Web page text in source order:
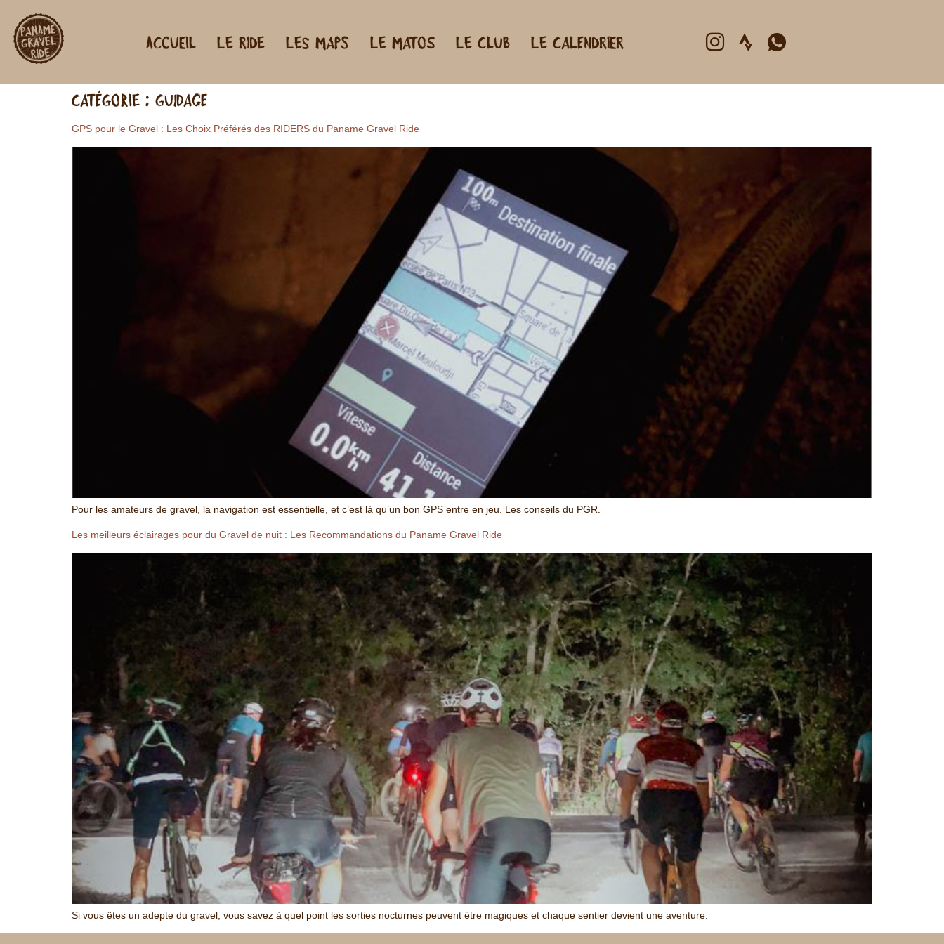
Accueil Le ride Les maps Le matos Le club Le calendrier
Catégorie : Guidage
GPS pour le Gravel : Les Choix Préférés des RIDERS du Paname Gravel Ride
Pour les amateurs de gravel, la navigation est essentielle, et c’est là qu’un bon GPS entre en jeu. Les conseils du PGR.
Les meilleurs éclairages pour du Gravel de nuit : Les Recommandations du Paname Gravel Ride
Si vous êtes un adepte du gravel, vous savez à quel point les sorties nocturnes peuvent être magiques et chaque sentier devient une aventure.